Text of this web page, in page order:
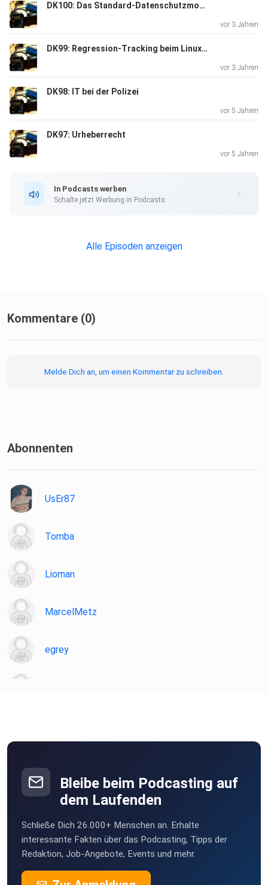
DK100: Das Standard-Datenschutzmodell
vor 3 Jahren
DK99: Regression-Tracking beim Linux Kernel
vor 3 Jahren
DK98: IT bei der Polizei
vor 5 Jahren
DK97: Urheberrecht
vor 5 Jahren
In Podcasts werben
Schalte jetzt Werbung in Podcasts.
Alle Episoden anzeigen
Kommentare (0)
Melde Dich an, um einen Kommentar zu schreiben.
Abonnenten
UsEr87
Tomba
Lioman
MarcelMetz
egrey
Bleibe beim Podcasting auf
dem Laufenden
Schließe Dich 26.000+ Menschen an. Erhalte
interessante Fakten über das Podcasting, Tipps der
Redaktion, Job-Angebote, Events und mehr.